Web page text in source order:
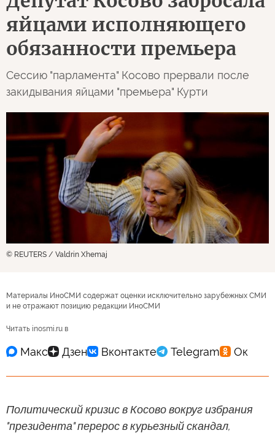
яйцами исполняющего
обязанности премьера
Сессию "парламента" Косово прервали после
закидывания яйцами "премьера" Курти
© REUTERS / Valdrin Xhemaj
Материалы ИноСМИ содержат оценки исключительно зарубежных СМИ
и не отражают позицию редакции ИноСМИ
Читать inosmi.ru в
Политический кризис в Косово вокруг избрания
"президента" перерос в курьезный скандал,